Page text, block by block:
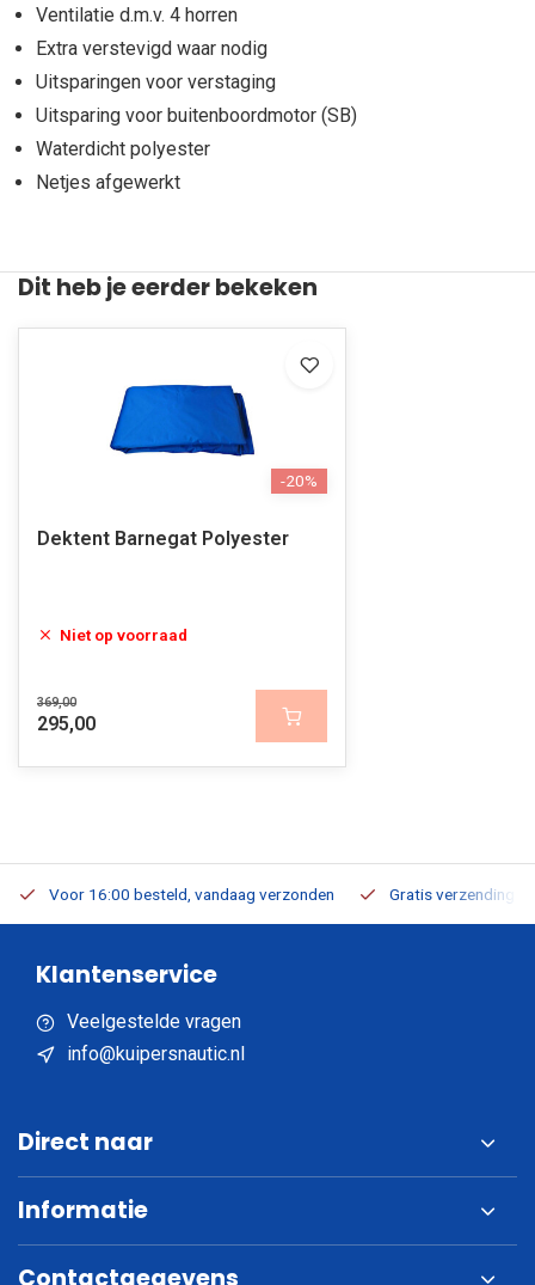
Ventilatie d.m.v. 4 horren
Extra verstevigd waar nodig
Uitsparingen voor verstaging
Uitsparing voor buitenboordmotor (SB)
Waterdicht polyester
Netjes afgewerkt
Dit heb je eerder bekeken
-20%
Dektent Barnegat Polyester
Niet op voorraad
369,00
295,00
Voor 16:00 besteld, vandaag verzonden Gratis verzending
Klantenservice
Veelgestelde vragen
info@kuipersnautic.nl
Direct naar
Informatie
Contactgegevens